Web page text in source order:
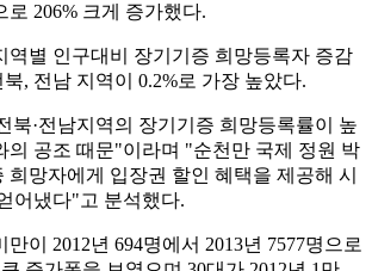
로 206% 크게 증가했다.
역별 인구대비 장기기증 희망등록자 증감
, 전남 지역이 0.2%로 가장 높았다.
북·전남지역의 장기기증 희망등록률이 높
의 공조 때문"이라며 "순천만 국제 정원 박
희망자에게 입장권 할인 혜택을 제공해 시
어냈다"고 분석했다.
이 2012년 694명에서 2013년 7577명으로